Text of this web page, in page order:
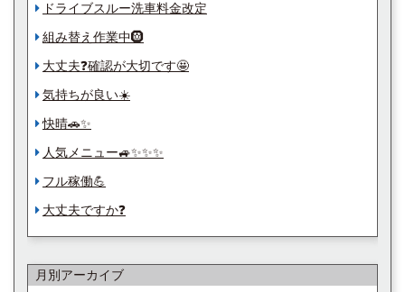
ドライブスルー洗車料金改定
組み替え作業中🛞
大丈夫❓確認が大切です🤩
気持ちが良い☀️
快晴🚗✨
人気メニュー🚙✨✨✨
フル稼働💪
大丈夫ですか❓
月別アーカイブ